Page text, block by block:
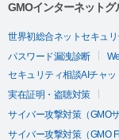
GMOインターネット
世界初総合ネットセキュ
パスワード漏洩診断
セキュリティ相談AIチャッ
実在証明・盗聴対策
サイバー攻撃対策（GMO
サイバー攻撃対策（GMO